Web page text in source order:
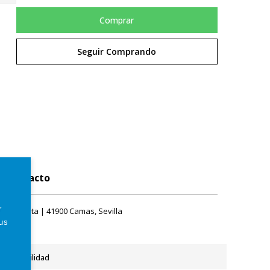
Comprar
Seguir Comprando
Contacto
Plata | 41900 Camas, Sevilla
Accesibilidad